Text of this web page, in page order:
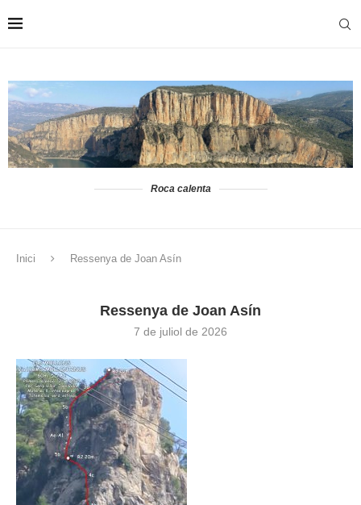
Roca calenta
Inici Ressenya de Joan Asín
Ressenya de Joan Asín
7 de juliol de 2026